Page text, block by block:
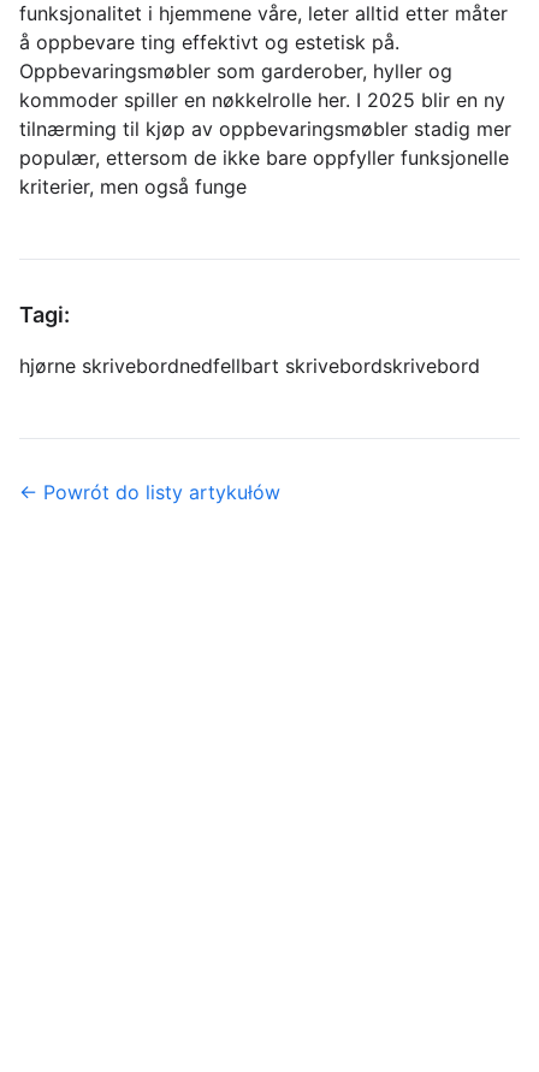
funksjonalitet i hjemmene våre, leter alltid etter måter
å oppbevare ting effektivt og estetisk på.
Oppbevaringsmøbler som garderober, hyller og
kommoder spiller en nøkkelrolle her. I 2025 blir en ny
tilnærming til kjøp av oppbevaringsmøbler stadig mer
populær, ettersom de ikke bare oppfyller funksjonelle
kriterier, men også funge
Tagi:
hjørne skrivebordnedfellbart skrivebordskrivebord
← Powrót do listy artykułów